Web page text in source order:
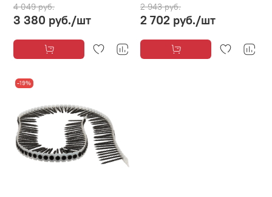
4 049 руб.
3 380 руб./шт
2 943 руб.
2 702 руб./шт
-19%